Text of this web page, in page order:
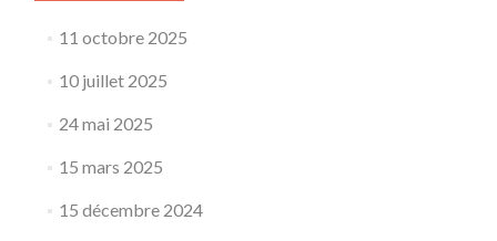
11 octobre 2025
10 juillet 2025
24 mai 2025
15 mars 2025
15 décembre 2024